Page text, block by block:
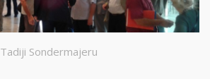
Sondermajeru